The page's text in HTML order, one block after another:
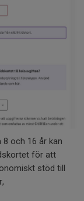
8 och 16 år kan
för att
stöd till